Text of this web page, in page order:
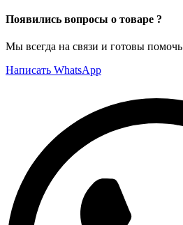
Появились вопросы о товаре ?
Мы всегда на связи и готовы помочь
Написать WhatsApp